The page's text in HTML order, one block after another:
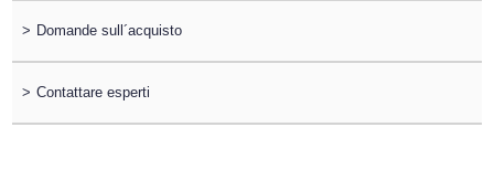
> Domande sull´acquisto
> Contattare esperti